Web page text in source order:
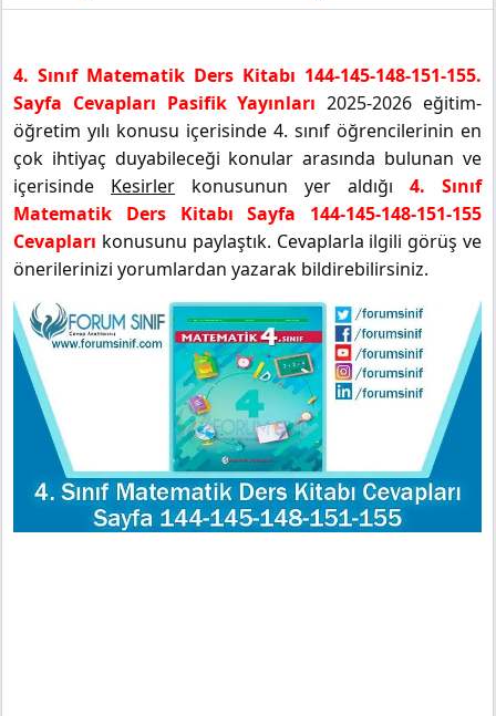
4. Sınıf Matematik Ders Kitabı 144-145-148-151-155.
Sayfa Cevapları Pasifik Yayınları 2025-2026 eğitim-
öğretim yılı konusu içerisinde 4. sınıf öğrencilerinin en
çok ihtiyaç duyabileceği konular arasında bulunan ve
içerisinde Kesirler konusunun yer aldığı 4. Sınıf
Matematik Ders Kitabı Sayfa 144-145-148-151-155
Cevapları konusunu paylaştık. Cevaplarla ilgili görüş ve
önerilerinizi yorumlardan yazarak bildirebilirsiniz.